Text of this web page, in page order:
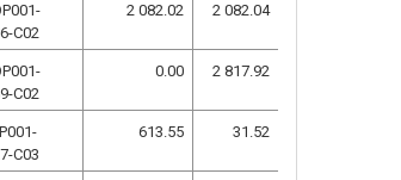
C02
2 082.02 2 082.04
C02
0.00 2 817.92
C03
613.55 31.52